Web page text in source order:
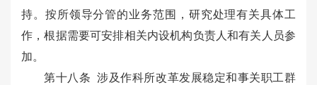
持。按所领导分管的业务范围，研究处理有关具体工
作，根据需要可安排相关内设机构负责人和有关人员参
加。
第十八条 涉及作科所改革发展稳定和事关职工群